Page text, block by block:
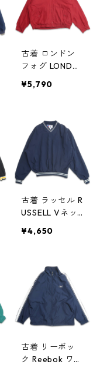
古着 ロンドン
フォグ LONDO
アップジャケッ
gd409157n
w60420
¥5,790
古着 ラッセル R
USSELL Vネッ
ップジャケット
ット付き ネイ
ビー 表記：L
gd409144n w6
0418
¥4,650
古着 リーボッ
ク Reebok ワン